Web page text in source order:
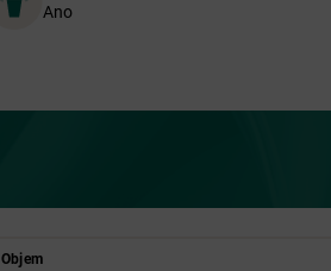
Ano
Objem